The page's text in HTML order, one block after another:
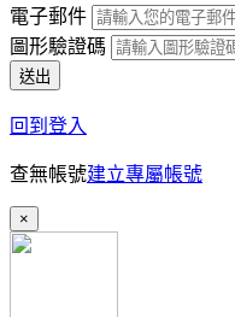
電子郵件
圖形驗證碼
送出
回到登入
查無帳號建立專屬帳號
×